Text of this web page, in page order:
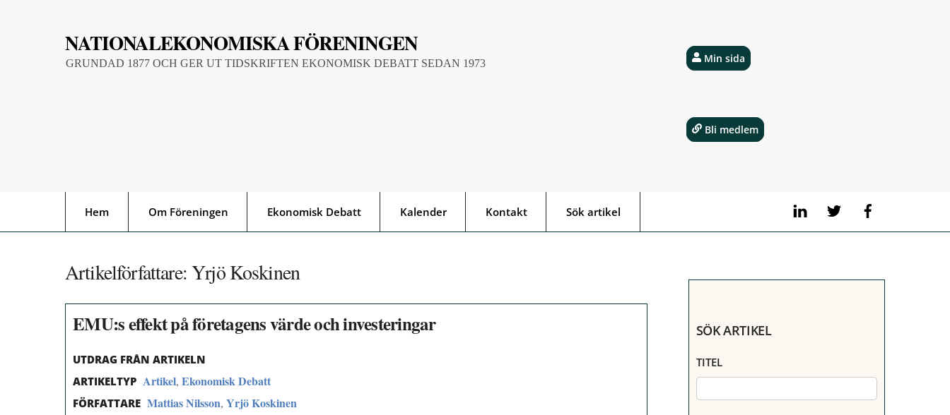
NATIONALEKONOMISKA FÖRENINGEN
GRUNDAD 1877 OCH GER UT TIDSKRIFTEN EKONOMISK DEBATT SEDAN 1973
LinkedIn Twitter
Hem Om Föreningen Ekonomisk Debatt Kalender Kontakt Sök artikel
Min sida
Bli medlem
Artikelförfattare:Yrjö Koskinen
EMU:s effekt på företagens värde och investeringar
UTDRAG FRÅN ARTIKELN
ARTIKELTYP Artikel, Ekonomisk Debatt
FÖRFATTARE Mattias Nilsson, Yrjö Koskinen
SÖK ARTIKEL
TITEL